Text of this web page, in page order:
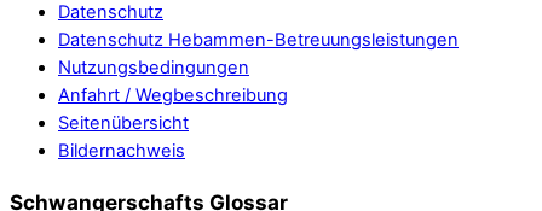
Datenschutz
Datenschutz Hebammen-Betreuungsleistungen
Nutzungsbedingungen
Anfahrt / Wegbeschreibung
Seitenübersicht
Bildernachweis
Schwangerschafts Glossar